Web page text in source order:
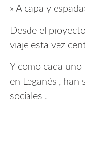
» A capa y
Desde el
viaje esta vez
Y como cada
en Leganés , han
sociales .